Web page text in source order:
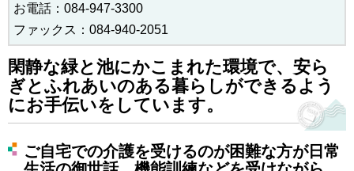
お電話： 084-947-3300
ファックス： 084-940-2051
閑静な緑と池にかこまれた環境で、安ら
ぎとふれあいのある暮らしができるよう
にお手伝いをしています。
ご自宅での介護を受けるのが困難な方が日常